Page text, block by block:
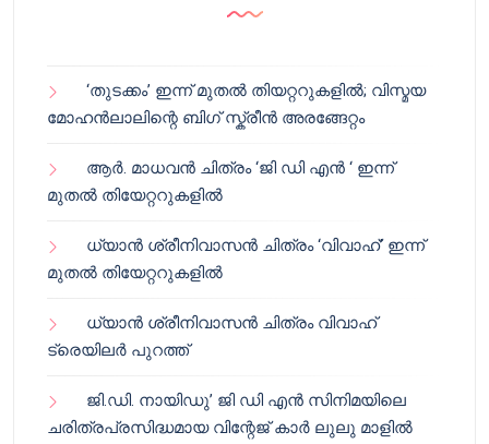
‘തുടക്കം’ ഇന്ന് മുതൽ തിയറ്ററുകളിൽ; വിസ്മയ
മോഹൻലാലിന്റെ ബിഗ് സ്ക്രീൻ അരങ്ങേറ്റം
ആർ. മാധവൻ ചിത്രം ‘ജി ഡി എൻ ‘ ഇന്ന്
മുതൽ തിയേറ്ററുകളിൽ
ധ്യാൻ ശ്രീനിവാസൻ ചിത്രം ‘വിവാഹ്’ ഇന്ന്
മുതൽ തിയേറ്ററുകളിൽ
ധ്യാൻ ശ്രീനിവാസൻ ചിത്രം വിവാഹ്
ട്രെയിലർ പുറത്ത്
ജി.ഡി. നായിഡു’ ജി ഡി എൻ സിനിമയിലെ
ചരിത്രപ്രസിദ്ധമായ വിന്റേജ് കാർ ലുലു മാളിൽ